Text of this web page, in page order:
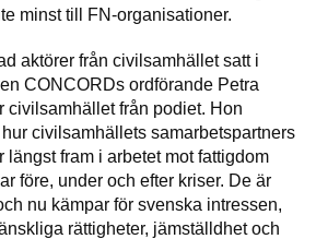
minst till FN-organisationer.
aktörer från civilsamhället satt i
CONCORDs ordförande Petra
civilsamhället från podiet. Hon
civilsamhällets samarbetspartners
längst fram i arbetet mot fattigdom
före, under och efter kriser. De är
nu kämpar för svenska intressen,
rättigheter, jämställdhet och